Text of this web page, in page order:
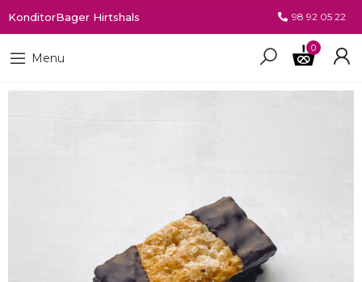
KonditorBager Hirtshals 98 92 05 22
Menu
0